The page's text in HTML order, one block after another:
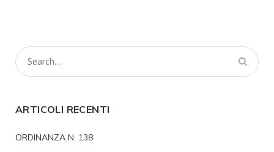
ARTICOLI RECENTI
ORDINANZA N. 138